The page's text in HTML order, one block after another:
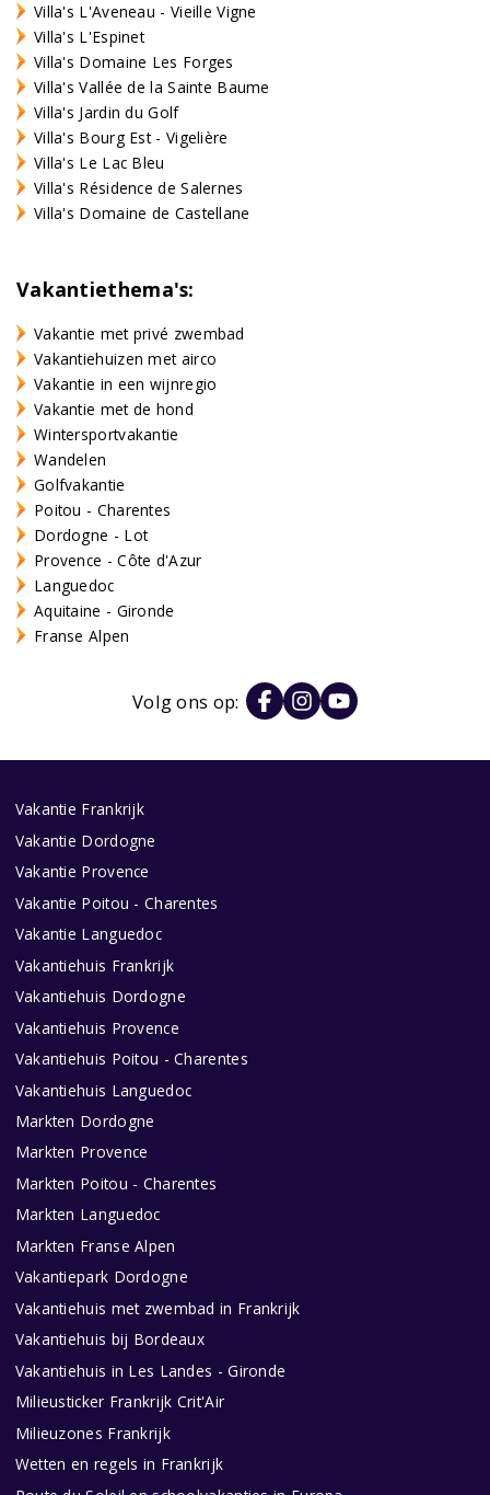
Villa's L'Aveneau - Vieille Vigne
Villa's L'Espinet
Villa's Domaine Les Forges
Villa's Vallée de la Sainte Baume
Villa's Jardin du Golf
Villa's Bourg Est - Vigelière
Villa's Le Lac Bleu
Villa's Résidence de Salernes
Villa's Domaine de Castellane
Vakantiethema's:
Vakantie met privé zwembad
Vakantiehuizen met airco
Vakantie in een wijnregio
Vakantie met de hond
Wintersportvakantie
Wandelen
Golfvakantie
Poitou - Charentes
Dordogne - Lot
Provence - Côte d'Azur
Languedoc
Aquitaine - Gironde
Franse Alpen
Volg ons op:
Vakantie Frankrijk
Vakantie Dordogne
Vakantie Provence
Vakantie Poitou - Charentes
Vakantie Languedoc
Vakantiehuis Frankrijk
Vakantiehuis Dordogne
Vakantiehuis Provence
Vakantiehuis Poitou - Charentes
Vakantiehuis Languedoc
Markten Dordogne
Markten Provence
Markten Poitou - Charentes
Markten Languedoc
Markten Franse Alpen
Vakantiepark Dordogne
Vakantiehuis met zwembad in Frankrijk
Vakantiehuis bij Bordeaux
Vakantiehuis in Les Landes - Gironde
Milieusticker Frankrijk Crit'Air
Milieuzones Frankrijk
Wetten en regels in Frankrijk